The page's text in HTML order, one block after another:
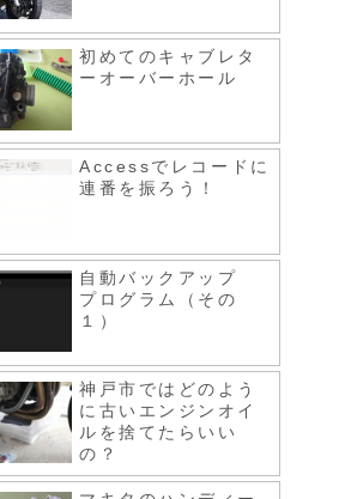
初めてのキャブレタ
ーオーバーホール
Accessでレコードに
連番を振ろう！
自動バックアップ
プログラム（その
１）
神戸市ではどのよう
に古いエンジンオイ
ルを捨てたらいい
の？